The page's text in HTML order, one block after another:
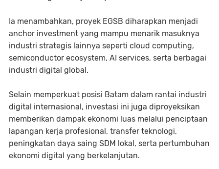
Ia menambahkan, proyek EGSB diharapkan menjadi
anchor investment yang mampu menarik masuknya
industri strategis lainnya seperti cloud computing,
semiconductor ecosystem, AI services, serta berbagai
industri digital global.
Selain memperkuat posisi Batam dalam rantai industri
digital internasional, investasi ini juga diproyeksikan
memberikan dampak ekonomi luas melalui penciptaan
lapangan kerja profesional, transfer teknologi,
peningkatan daya saing SDM lokal, serta pertumbuhan
ekonomi digital yang berkelanjutan.